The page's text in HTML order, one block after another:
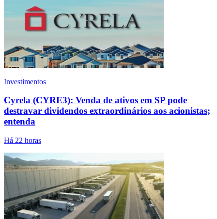
Investimentos
Cyrela (CYRE3): Venda de ativos em SP pode
destravar dividendos extraordinários aos acionistas;
entenda
Há 22 horas